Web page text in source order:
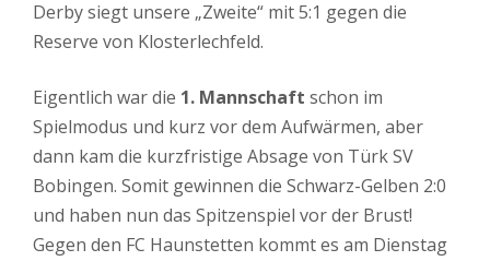
Derby siegt unsere „Zweite“ mit 5:1 gegen die
Reserve von Klosterlechfeld.
Eigentlich war die 1. Mannschaft schon im
Spielmodus und kurz vor dem Aufwärmen, aber
dann kam die kurzfristige Absage von Türk SV
Bobingen. Somit gewinnen die Schwarz-Gelben 2:0
und haben nun das Spitzenspiel vor der Brust!
Gegen den FC Haunstetten kommt es am Dienstag